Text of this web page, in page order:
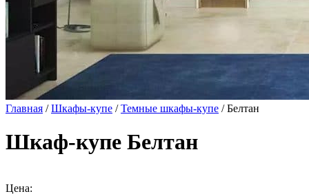
Главная /Шкафы-купе /Темные шкафы-купе / Белтан
Шкаф-купе Белтан
Цена: